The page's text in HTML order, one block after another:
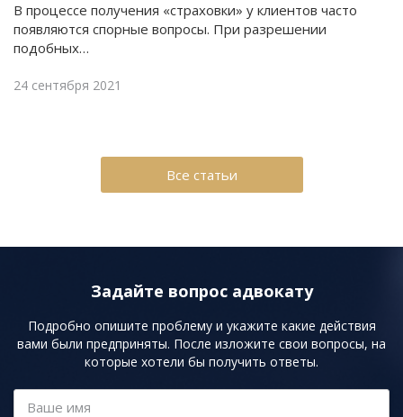
В процессе получения «страховки» у клиентов часто
появляются спорные вопросы. При разрешении
подобных…
24 сентября 2021
Все статьи
Задайте вопрос адвокату
Подробно опишите проблему и укажите какие действия
вами были предприняты. После изложите свои вопросы, на
которые хотели бы получить ответы.
Ваше имя